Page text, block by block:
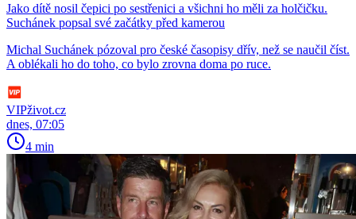
Jako dítě nosil čepici po sestřenici a všichni ho měli za holčičku.
Suchánek popsal své začátky před kamerou
Michal Suchánek pózoval pro české časopisy dřív, než se naučil číst.
A oblékali ho do toho, co bylo zrovna doma po ruce.
VIPživot.cz
dnes, 07:05
4 min